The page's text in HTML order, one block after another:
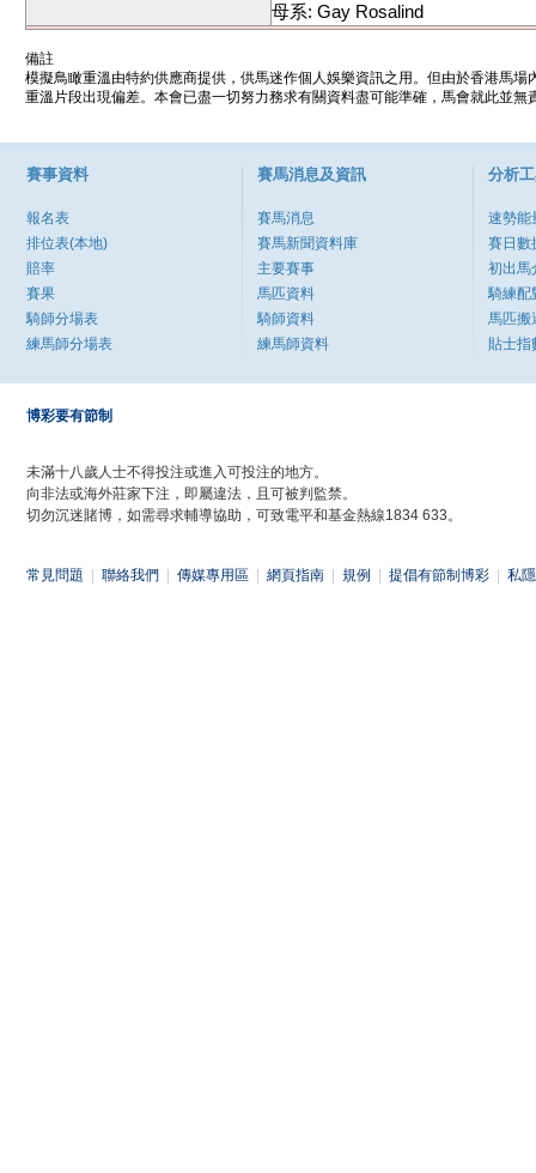
母系: Gay Rosalind
備註
模擬鳥瞰重溫由特約供應商提供，供馬迷作個人娛樂資訊之用。但由於香港馬
重溫片段出現偏差。本會已盡一切努力務求有關資料盡可能準確，馬會就此並
賽事資料
報名表
排位表(本地)
賠率
賽果
騎師分場表
練馬師分場表
賽馬消息及資訊
賽馬消息
賽馬新聞資料庫
主要賽事
馬匹資料
騎師資料
練馬師資料
分析
速勢能
賽日數
初出馬
騎練配
馬匹搬
貼士指
博彩要有節制
未滿十八歲人士不得投注或進入可投注的地方。
向非法或海外莊家下注，即屬違法，且可被判監禁。
切勿沉迷賭博，如需尋求輔導協助，可致電平和基金熱線1834 633。
常見問題 聯絡我們 傳媒專用區 網頁指南 規例 提倡有節制博彩 私